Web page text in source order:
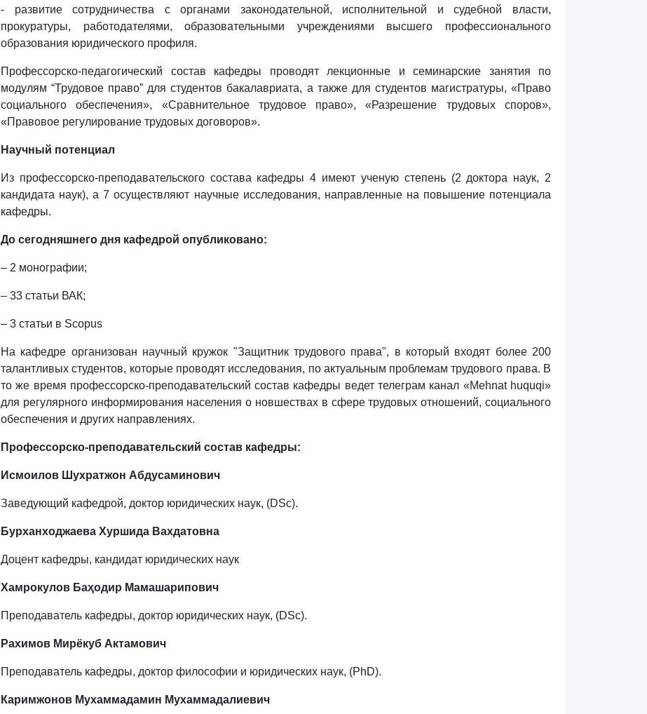
- развитие сотрудничества с органами законодательной, исполнительной и судебной власти,
прокуратуры, работодателями, образовательными учреждениями высшего профессионального
образования юридического профиля.
Профессорско-педагогический
состав кафедры проводят лекционные и семинарские занятия по
модулям “Трудовое право” для студентов бакалавриата, а также для студентов магистратуры, «Право
социального обеспечения», «Сравнительное трудовое право», «Разрешение трудовых споров»,
«Правовое регулирование трудовых договоров».
Научный потенциал
Из профессорско-преподавательского состава кафедры 4 имеют ученую степень (2 доктора наук, 2
кандидата наук), а 7 осуществляют научные исследования, направленные на повышение потенциала
кафедры.
До сегодняшнего дня кафедрой опубликовано:
– 2 монографии;
– 33 статьи ВАК;
– 3 статьи в Scopus
На кафедре организован научный кружок "Защитник трудового права", в который входят более 200
талантливых студентов, которые проводят исследования, по актуальным проблемам трудового права. В
то же время профессорско-преподавательский состав кафедры ведет телеграм канал «Mehnat huquqi»
для регулярного информирования населения о новшествах в сфере трудовых отношений, социального
обеспечения и других направлениях.
Профессорско-преподавательский состав кафедры:
Исмоилов Шухратжон Абдусаминович
Заведующий кафедрой, доктор юридических наук, (DSc).
Бурханходжаева Хуршида Вахдатовна
Доцент кафедры, кандидат юридических наук
Хамрокулов Баҳодир Мамашарипович
Преподаватель кафедры, доктор юридических наук, (DSc).
Рахимов Мирёкуб Актамович
Преподаватель кафедры, доктор философии и юридических наук, (PhD).
Каримжонов Мухаммадамин Мухаммадалиевич